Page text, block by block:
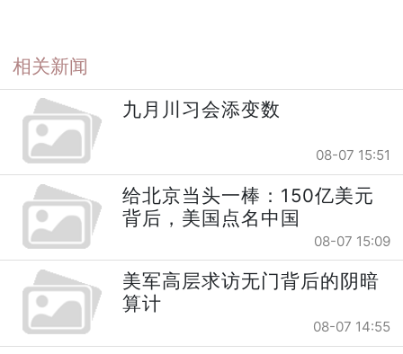
相关新闻
九月川习会添变数
08-07 15:51
给北京当头一棒：150亿美元
背后，美国点名中国
08-07 15:09
美军高层求访无门背后的阴暗
算计
08-07 14:55